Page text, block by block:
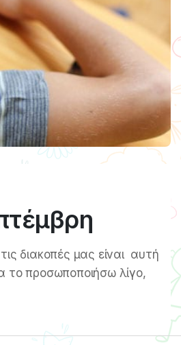
διακοπές μας είναι αυτή
το προσωποποιήσω λίγο,